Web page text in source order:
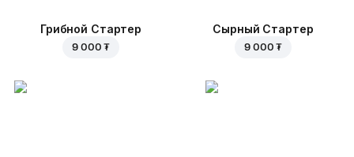
Грибной Стартер
9 000 ₮
Сырный Стартер
9 000 ₮